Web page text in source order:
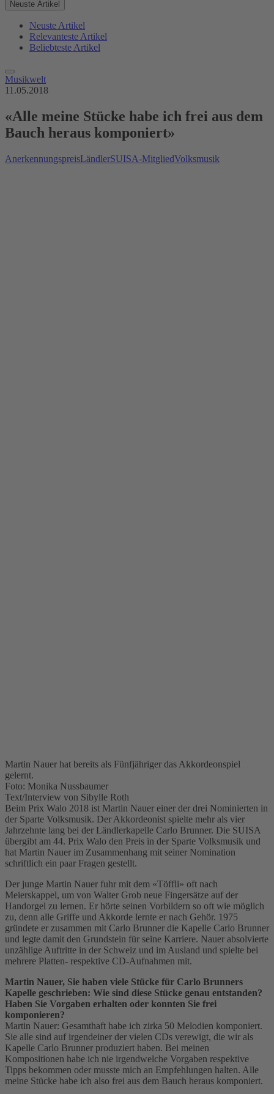
Neuste Artikel
Neuste Artikel
Relevanteste Artikel
Beliebteste Artikel
Musikwelt
11.05.2018
«Alle meine Stücke habe ich frei aus dem
Bauch heraus komponiert»
AnerkennungspreisLändlerSUISA-MitgliedVolksmusik
Martin Nauer hat bereits als Fünfjähriger das Akkordeonspiel
gelernt.
Foto: Monika Nussbaumer
Text/Interview von Sibylle Roth
Beim Prix Walo 2018 ist Martin Nauer einer der drei Nominierten in
der Sparte Volksmusik. Der Akkordeonist spielte mehr als vier
Jahrzehnte lang bei der Ländlerkapelle Carlo Brunner. Die SUISA
übergibt am 44. Prix Walo den Preis in der Sparte Volksmusik und
hat Martin Nauer im Zusammenhang mit seiner Nomination
schriftlich ein paar Fragen gestellt.
Der junge Martin Nauer fuhr mit dem «Töffli» oft nach
Meierskappel, um von Walter Grob neue Fingersätze auf der
Handorgel zu lernen. Er hörte seinen Vorbildern so oft wie möglich
zu, denn alle Griffe und Akkorde lernte er nach Gehör. 1975
gründete er zusammen mit Carlo Brunner die Kapelle Carlo Brunner
und legte damit den Grundstein für seine Karriere. Nauer absolvierte
unzählige Auftritte in der Schweiz und im Ausland und spielte bei
mehrere Platten- respektive CD-Aufnahmen mit.
Martin Nauer, Sie haben viele Stücke für Carlo Brunners
Kapelle geschrieben: Wie sind diese Stücke genau entstanden?
Haben Sie Vorgaben erhalten oder konnten Sie frei
komponieren?
Martin Nauer: Gesamthaft habe ich zirka 50 Melodien komponiert.
Sie alle sind auf irgendeiner der vielen CDs verewigt, die wir als
Kapelle Carlo Brunner produziert haben. Bei meinen
Kompositionen habe ich nie irgendwelche Vorgaben respektive
Tipps bekommen oder musste mich an Empfehlungen halten. Alle
meine Stücke habe ich also frei aus dem Bauch heraus komponiert.